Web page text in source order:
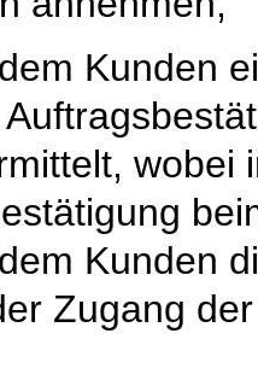
Kunden
wobei
Kunden
Zugang